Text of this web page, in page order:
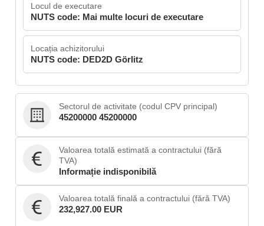
Locul de executare
NUTS code: Mai multe locuri de executare
Locația achizitorului
NUTS code: DED2D Görlitz
Sectorul de activitate (codul CPV principal)
45200000 45200000
Valoarea totală estimată a contractului (fără
TVA)
Informație indisponibilă
Valoarea totală finală a contractului (fără TVA)
232,927.00 EUR